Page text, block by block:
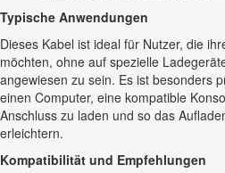
Typische Anwendungen
Dieses Kabel ist ideal für Nutzer, die
möchten, ohne auf spezielle
angewiesen zu sein. Es ist besonders
einen Computer, eine kompatible
Anschluss zu laden und so das
erleichtern.
Kompatibilität und Empfehlungen